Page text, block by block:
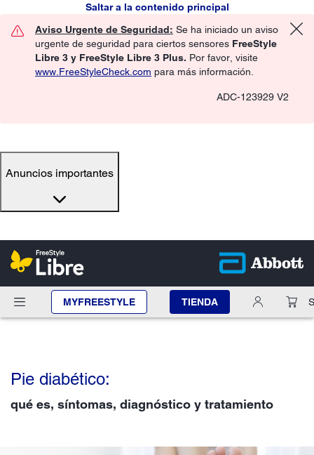
Saltar a la contenido principal
Aviso Urgente de Seguridad: Se ha iniciado un aviso
urgente de seguridad para ciertos sensores FreeStyle
Libre 3 y FreeStyle Libre 3 Plus. Por favor, visite
www.FreeStyleCheck.com para más información.
ADC-123929 V2
Anuncios importantes
MYFREESTYLE TIENDA
Pie diabético:
qué es, síntomas, diagnóstico y tratamiento